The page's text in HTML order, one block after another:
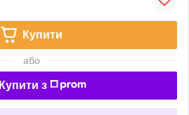
Купити
або
Купити з